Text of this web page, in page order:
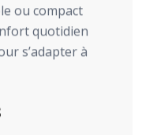
ou compact
quotidien
s’adapter à